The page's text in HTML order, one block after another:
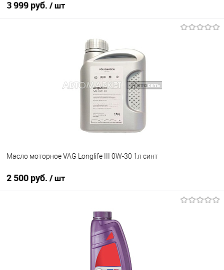
3 999 руб. / шт
В наличии
Масло моторное VAG Longlife III 0W-30 1л синт
2 500 руб. / шт